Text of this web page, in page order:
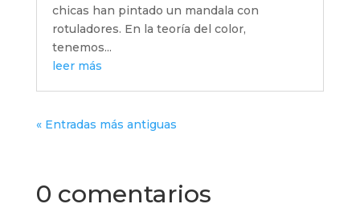
chicas han pintado un mandala con
rotuladores. En la teoría del color,
tenemos...
leer más
« Entradas más antiguas
0 comentarios